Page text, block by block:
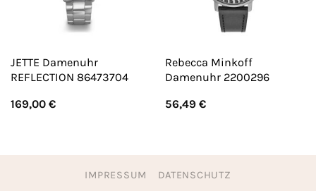
JETTE Damenuhr
REFLECTION 86473704
169,00 €
Rebecca Minkoff
Damenuhr 2200296
56,49 €
IMPRESSUM DATENSCHUTZ